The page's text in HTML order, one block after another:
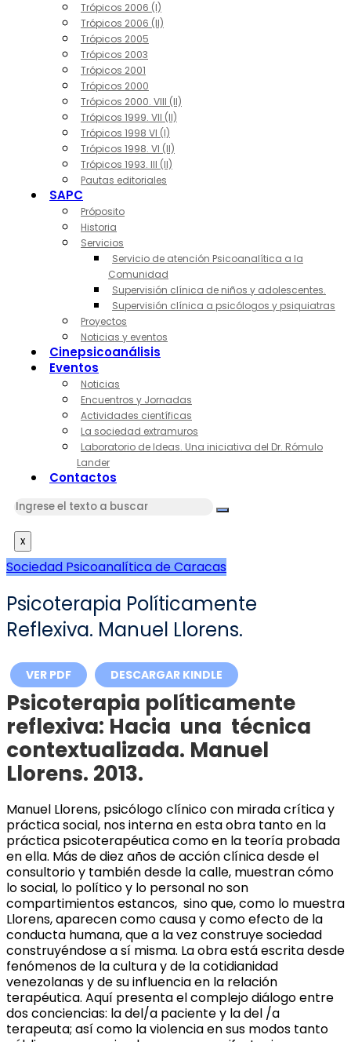
Trópicos 2006 (I)
Trópicos 2006 (II)
Trópicos 2005
Trópicos 2003
Trópicos 2001
Trópicos 2000
Trópicos 2000. VIII (II)
Trópicos 1999. VII (II)
Trópicos 1998 VI (I)
Trópicos 1998. VI (II)
Trópicos 1993. III (II)
Pautas editoriales
SAPC
Próposito
Historia
Servicios
Servicio de atención Psicoanalítica a la
Comunidad
Supervisión clínica de niños y adolescentes.
Supervisión clínica a psicólogos y psiquiatras
Proyectos
Noticias y eventos
Cinepsicoanálisis
Eventos
Noticias
Encuentros y Jornadas
Actividades científicas
La sociedad extramuros
Laboratorio de Ideas. Una iniciativa del Dr. Rómulo
Lander
Contactos
x
Sociedad Psicoanalítica de Caracas
Psicoterapia Políticamente
Reflexiva. Manuel Llorens.
VER PDF DESCARGAR KINDLE
Psicoterapia políticamente
reflexiva: Hacia una técnica
contextualizada. Manuel
Llorens. 2013.
Manuel Llorens, psicólogo clínico con mirada crítica y
práctica social, nos interna en esta obra tanto en la
práctica psicoterapéutica como en la teoría probada
en ella. Más de diez años de acción clínica desde el
consultorio y también desde la calle, muestran cómo
lo social, lo político y lo personal no son
compartimientos estancos, sino que, como lo muestra
Llorens, aparecen como causa y como efecto de la
conducta humana, que a la vez construye sociedad
construyéndose a sí misma. La obra está escrita desde
fenómenos de la cultura y de la cotidianidad
venezolanas y de su influencia en la relación
terapéutica. Aquí presenta el complejo diálogo entre
dos conciencias: la del/a paciente y la del /a
terapeuta; así como la violencia en sus modos tanto